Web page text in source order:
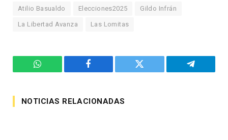
Atilio Basualdo Elecciones2025 Gildo Infrán
La Libertad Avanza Las Lomitas
WhatsApp Facebook Twitter Telegram
NOTICIAS RELACIONADAS